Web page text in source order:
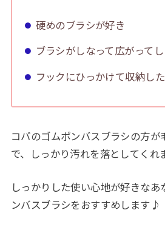
硬めのブラシが好き
ブラシがしなって広がって
フックにひっかけて収納し
コパのゴムポンバスブラシの方が
で、しっかり汚れを落としてくれ
しっかりした使い心地が好きな
ンバスブラシをおすすめします♪